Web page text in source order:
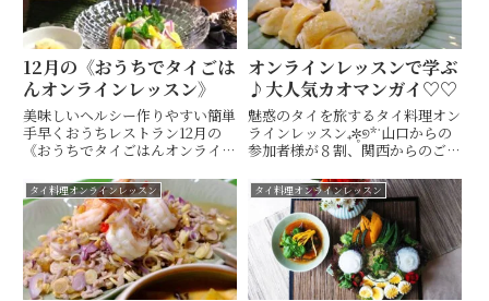
12月の《おうちでタイごは
んオンラインレッスン》
美味しいヘルシー作りやすい簡単
手早くおうちレストラン12月の
《おうちでタイごはんオンライン
県、大阪府、岡山県そして山口県
からと、リアルオンライン、動画
レッスンにてお送りさせていただ
きました♡♡いつもご参加をあ
り...
オンラインレッスンで学ぶ
♪大人気カオマンガイ♡♡
魅惑のタイを旅するタイ料理オン
ラインレッスン₊✼̥୭*ˈ山口からの
参加者様が８割、関西からのご参
ンガイと澄んだスープのゲーンジ
ューを一緒に作りましたふっくら
ジューシーな鶏肉と鶏の旨味を閉
じ込めたジャスミンライス...
タイ料理オンラインレッスン タイ料理オンラインレッスン